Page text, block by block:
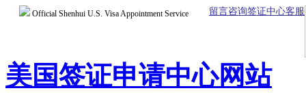
Official Shenhui U.S. Visa Appointment Service 留言咨询签证中心客服
美国签证申请中心网站